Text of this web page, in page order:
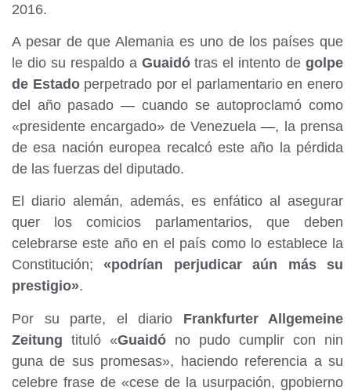
2016.
A pesar de que Alemania es uno de los países que
le dio su respaldo a Guaidótras el intento de golpe
de Estadoperpetrado por el parlamentario en enero
del año pasado — cuando se autoproclamó como
«presidente encargado» de Venezuela —, la prensa
de esa nación europea recalcó este año la pérdida
de las fuerzas del diputado.
El diario alemán, además, es enfático al asegurar
quer los comicios parlamentarios, que deben
celebrarse este año en el país como lo establece la
Constitución; «podrían perjudicar aún más su
prestigio».
Por su parte, el diario Frankfurter Allgemeine
Zeitung tituló «Guaidó no pudo cumplir con nin
guna de sus promesas», haciendo referencia a su
celebre frase de «cese de la usurpación, gpobierno